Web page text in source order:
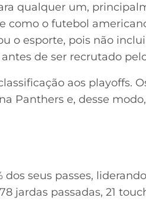
qualquer um,
o futebol
o esporte, pois não
de ser recrutado
aos playoffs.
Panthers e, desse
seus passes,
jardas passadas, 21